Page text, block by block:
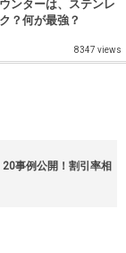
ンターは、ステンレ
？何が最強？
8347 views
事例公開！割引率相